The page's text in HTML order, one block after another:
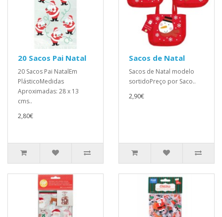
20 Sacos Pai Natal
20 Sacos Pai NatalEm
PlásticoMedidas
Aproximadas: 28 x 13
cms..
2,80€
Sacos de Natal
Sacos de Natal modelo
sortidoPreço por Saco..
2,90€